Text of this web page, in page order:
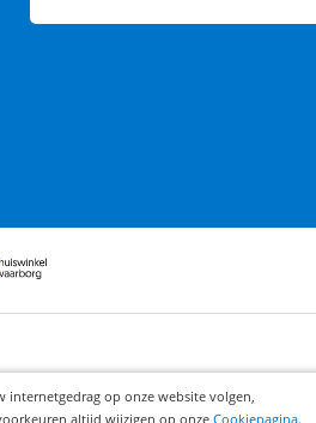
internetgedrag op onze website volgen,
altijd wijzigen op onze Cookiepagina.